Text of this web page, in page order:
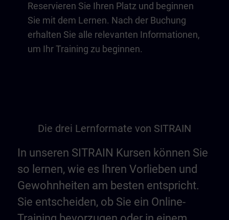
Reservieren Sie Ihren Platz und beginnen
Sie mit dem Lernen. Nach der Buchung
erhalten Sie alle relevanten Informationen,
um Ihr Training zu beginnen.
Die drei Lernformate von SITRAIN
In unseren SITRAIN Kursen können Sie
so lernen, wie es Ihren Vorlieben und
Gewohnheiten am besten entspricht.
Sie entscheiden, ob Sie ein Online-